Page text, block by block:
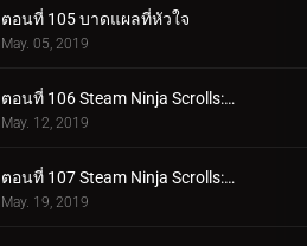
ตอนที่ 105 บาดแผลที่หัวใจ
May. 05, 2019
ตอนที่ 106 Steam Ninja Scrolls: ภารกิจระดับ S!
May. 12, 2019
ตอนที่ 107 Steam Ninja Scrolls: สงครามสุนัขและแมว!
May. 19, 2019